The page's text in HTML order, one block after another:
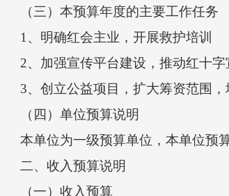
（三）本预算年度的主要工作任务
1、明确红会主业，开展救护培训
2、加强宣传平台建设，推动红十字
3、创立公益项目，扩大筹资范围，
（四）单位预算说明
本单位为一级预算单位，本单位预算
二、收入预算说明
（一）收入预算